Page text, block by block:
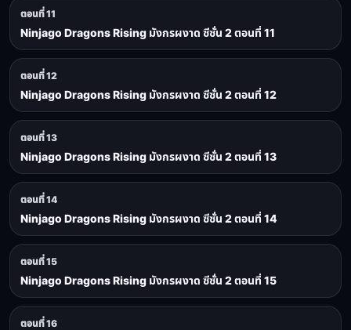
ตอนที่ 11
Ninjago Dragons Rising มังกรผงาด ซีซั่น 2 ตอนที่ 11
ตอนที่ 12
Ninjago Dragons Rising มังกรผงาด ซีซั่น 2 ตอนที่ 12
ตอนที่ 13
Ninjago Dragons Rising มังกรผงาด ซีซั่น 2 ตอนที่ 13
ตอนที่ 14
Ninjago Dragons Rising มังกรผงาด ซีซั่น 2 ตอนที่ 14
ตอนที่ 15
Ninjago Dragons Rising มังกรผงาด ซีซั่น 2 ตอนที่ 15
ตอนที่ 16